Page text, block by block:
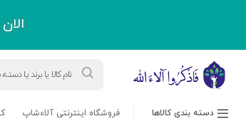
search
دسته بندی کالاها فروشگاه اینترنتی آلاءشاپ